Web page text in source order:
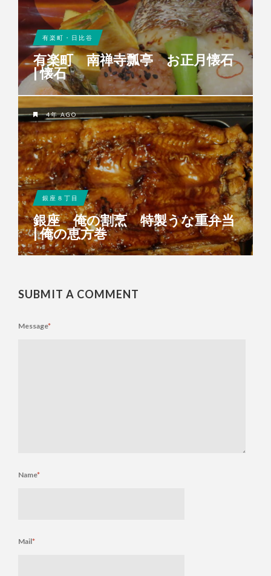
有楽町・日比谷
有楽町 南禅寺瓢亭 お正月懐石
| 懐石
4年 AGO
銀座８丁目
銀座 俺の割烹 特製うな重弁当
| 俺の恵方巻
SUBMIT A COMMENT
Message*
Name*
Mail*